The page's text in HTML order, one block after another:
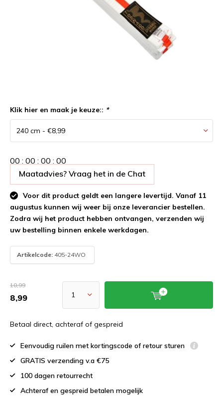
Klik hier en maak je keuze:: *
00 : 00 : 00 : 00
Maatadvies? Vraag het in de Chat
Voor dit product geldt een langere levertijd. Vanaf 11
augustus kunnen wij weer bij onze leverancier bestellen.
Zodra wij het product hebben ontvangen, verzenden wij
uw bestelling binnen enkele werkdagen.
Artikelcode: 405-24WO
10,99
8,99
Betaal direct, achteraf of gespreid
Eenvoudig ruilen met kortingscode of retour sturen
GRATIS verzending v.a €75
100 dagen retourrecht
Achteraf en gespreid betalen mogelijk